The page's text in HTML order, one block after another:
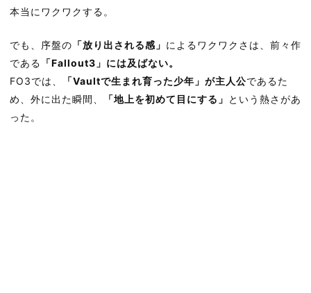
本当にワクワクする。
でも、序盤の 「放り出される感」 によるワクワクさは、前々作
である 「Fallout3」には及ばない。
FO3では、
「Vaultで生まれ育った少年」が主人公であるた
め、外に出た瞬間、
「地上を初めて目にする」 という熱さがあ
った。